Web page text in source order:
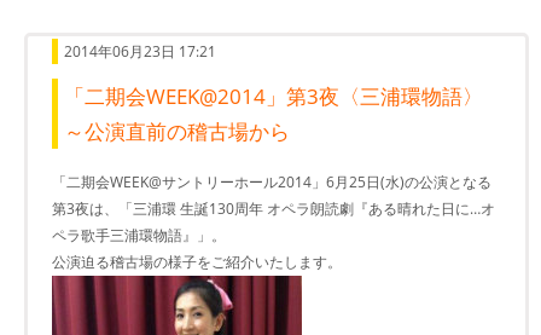
2014年06月23日 17:21
「二期会WEEK@2014」第3夜〈三浦環物語〉
～公演直前の稽古場から
「二期会WEEK@サントリーホール2014」6月25日(水)の公演となる
第3夜は、「三浦環 生誕130周年 オペラ朗読劇『ある晴れた日に…オ
ペラ歌手三浦環物語』」。
公演迫る稽古場の様子をご紹介いたします。